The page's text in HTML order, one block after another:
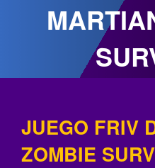
JUEGO FRIV
ZOMBIE